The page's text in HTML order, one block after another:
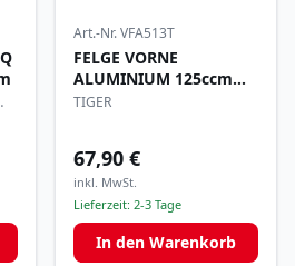
Art.-Nr.VFA513T
FELGE VORNE
ALUMINIUM 125ccm
130mm
TIGER
67,90 €
inkl. MwSt.
Lieferzeit: 2-3 Tage
In den Warenkorb